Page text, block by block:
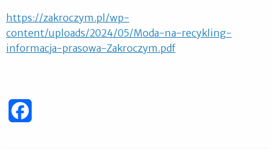
https://zakroczym.pl/wp-
content/uploads/2024/05/Moda-na-recykling-
informacja-prasowa-Zakroczym.pdf